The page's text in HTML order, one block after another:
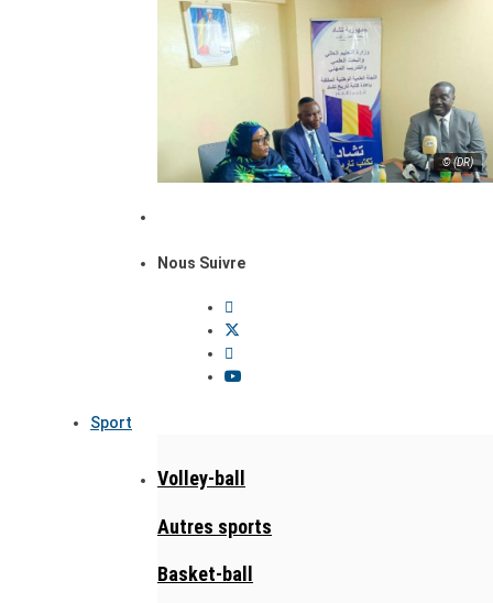
© (DR)
Nous Suivre
Sport
Volley-ball
Autres sports
Basket-ball